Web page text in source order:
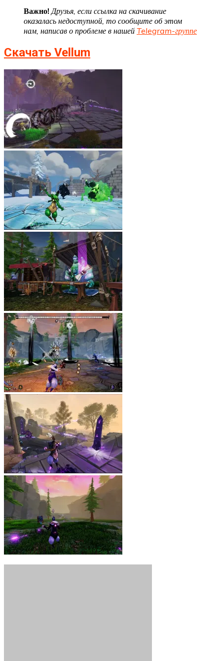
Важно!Друзья, если ссылка на скачивание
оказалась недоступной, то сообщите об этом
нам, написав о проблеме в нашей Telegram-группе
Скачать Vellum